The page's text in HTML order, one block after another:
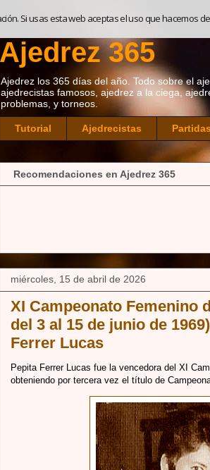
Si usas esta web aceptas el uso que hacemos
Ajedrez 365
Ajedrez los 365 días del año. Todo sobre el
ajedrecistas famosos, ajedrez a la ciega,
problemas, y torneos.
Tutorial Ajedrecistas Partidas
Recomendaciones en Ajedrez 365
miércoles, 15 de abril de 2026
XI Campeonato Femenino
del 3 al 15 de junio de
Ferrer Lucas
Pepita Ferrer Lucas fue la vencedora del XI
obteniendo por tercera vez el título de